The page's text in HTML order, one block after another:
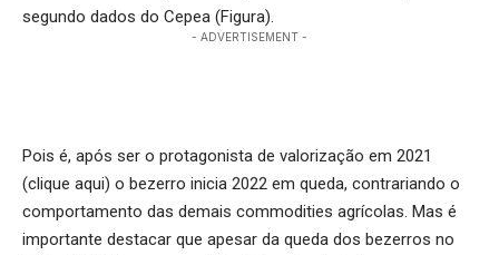
segundo dados do Cepea (Figura).
- ADVERTISEMENT -
Pois é, após ser o protagonista de valorização em 2021
(clique aqui) o bezerro inicia 2022 em queda, contrariando o
comportamento das demais commodities agrícolas. Mas é
importante destacar que apesar da queda dos bezerros no